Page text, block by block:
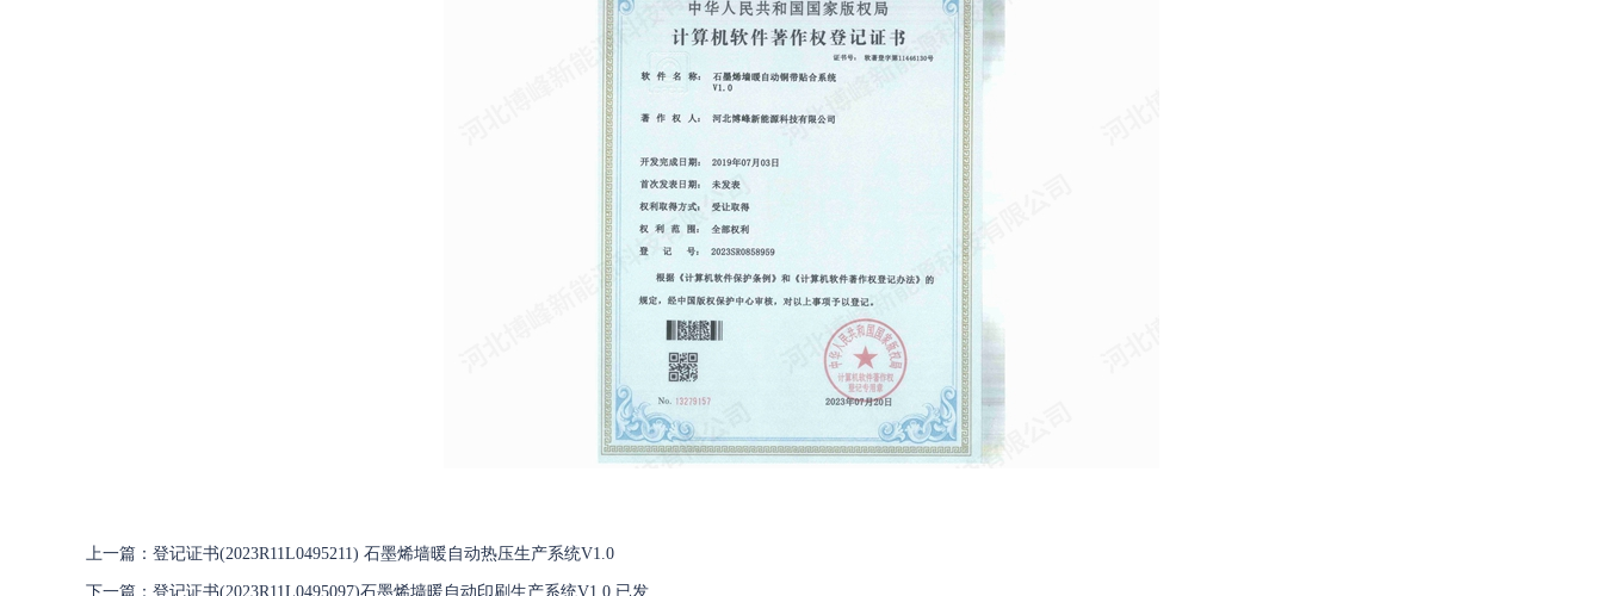
上一篇：登记证书(2023R11L0495211) 石墨烯墙暖自动热压生产系统V1.0
下一篇：登记证书(2023R11L0495097)石墨烯墙暖自动印刷生产系统V1.0 已发